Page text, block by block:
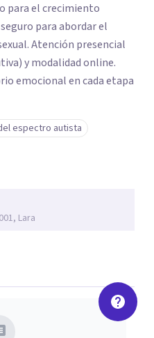
para el crecimiento
para abordar el
Atención presencial
y modalidad online.
emocional en cada etapa
espectro autista
Lara